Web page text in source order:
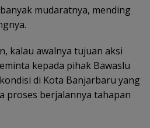
mudaratnya, mending
kalau awalnya tujuan aksi
kepada pihak Bawaslu
di Kota Banjarbaru yang
proses berjalannya tahapan